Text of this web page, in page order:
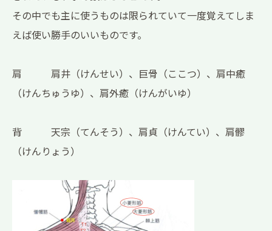
その中でも主に使うものは限られていて一度覚えてしま
えば使い勝手のいいものです。
肩 肩井（けんせい）、巨骨（ここつ）、肩中癒
（けんちゅうゆ）、肩外癒（けんがいゆ）
背 天宗（てんそう）、肩貞（けんてい）、肩髎
（けんりょう）